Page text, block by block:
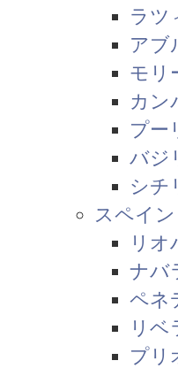
ラツ
アブ
モリ
カン
プー
バジ
シチ
スペイン
リオ
ナバ
ペネ
リベ
プリ